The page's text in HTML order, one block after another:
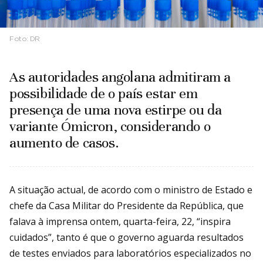
Foto: DR
As autoridades angolana admitiram a
possibilidade de o país estar em
presença de uma nova estirpe ou da
variante Ómicron, considerando o
aumento de casos.
A situação actual, de acordo com o ministro de Estado e
chefe da Casa Militar do Presidente da República, que
falava à imprensa ontem, quarta-feira, 22, “inspira
cuidados”, tanto é que o governo aguarda resultados
de testes enviados para laboratórios especializados no